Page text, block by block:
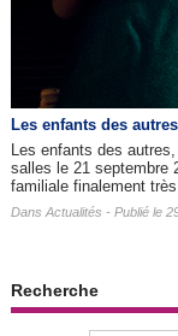
Les enfants des
Les enfants des
salles le 21 septembre
familiale finalement
Dans Actualités - Publié le
Recherche